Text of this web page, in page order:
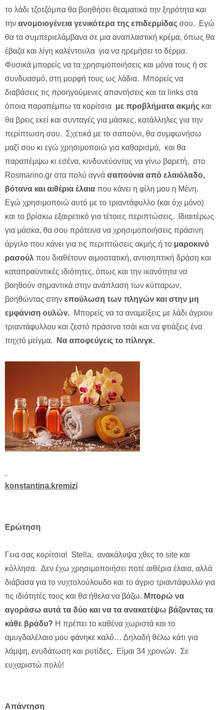
το λάδι τζοτζόμπα θα βοηθήσει θεαματικά την ξηρότητα και
την ανομοιογένεια γενικότερα της επιδερμίδας σου. Εγώ
θα τα συμπεριελάμβανα σε μια αναπλαστική κρέμα, όπως θα
έβαζα και λίγη καλέντουλα για να ηρεμήσει το δέρμα.
Φυσικά μπορείς να τα χρησιμοποιήσεις και μόνα τους ή σε
συνδυασμό, στη μορφή τους ως λάδια. Μπορείς να
διαβάσεις τις προηγούμενες απαντήσεις και τα links στα
όποια παραπέμπω τα κορίτσια με προβλήματα ακμής και
θα βρεις εκεί και συνταγές για μάσκες, κατάλληλες για την
περίπτωση σου. Σχετικά με το σαπούνι, θα συμφωνήσω
μαζί σου κι εγώ χρησιμοποιώ για καθαρισμό, και θα
παραπέμψω κι εσένα, κινδυνεύοντας να γίνω βαρετή, στο
Rosmarino.gr στα πολύ αγνά σαπούνια από ελαιόλαδο,
βότανα και αιθέρια έλαια που κάνει η φίλη μου η Μένη.
Εγώ χρησιμοποιώ αυτό με το τριαντάφυλλο (και όχι μόνο)
και το βρίσκω εξαιρετικό για τέτοιες περιπτώσεις. Ιδιαιτέρως
για μάσκα, θα σου πρότεινα να χρησιμοποιήσεις πράσινη
άργιλο που κάνει για τις περιπτώσεις ακμής ή το μαροκινό
ρασούλ που διαθέτουν αιμοστατική, αντισηπτική δράση και
καταπραϋντικές ιδιότητες, όπως και την ικανότητα να
βοηθούν σημαντικά στην ανάπλαση των κύτταρων,
βοηθώντας στην επούλωση των πληγών και στην μη
εμφάνιση ουλών. Μπορείς να τα αναμείξεις με λάδι άγριου
τριαντάφυλλου και ζεστό πράσινο τσάι και να φτιάξεις ένα
πηχτό μείγμα.
Να αποφεύγεις το πίλινγκ.
konstantina.kremizi
Ερώτηση
Γεια σας κορίτσια! Stella, ανακάλυψα χθες το site και
κόλλησα. Δεν έχω χρησιμοποιήσει ποτέ αιθέρια έλαια, αλλά
διάβασα για το νυχτολούλουδο και το άγριο τριαντάφυλλο για
τις ιδιότητές τους και θα ήθελα να βάζω. Μπορώ να
αγοράσω αυτά τα δύο και να τα ανακατέψω βάζοντας τα
κάθε βράδυ? Η πρέπει το καθένα χωριστά και το
αμυγδαλέλαιο μου φάνηκε καλό… Δηλαδή θέλω κάτι για
λάμψη, ενυδάτωση και ρυτίδες. Είμαι 34 χρονών. Σε
ευχαριστώ πολύ!
Απάντηση